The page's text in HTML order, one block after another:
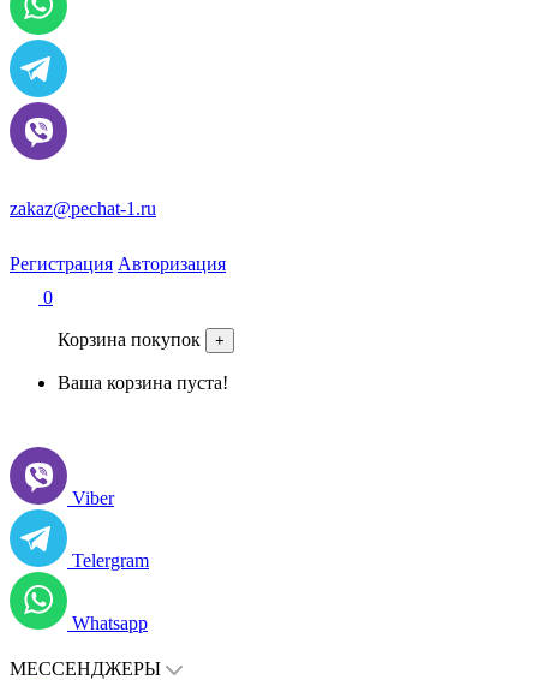
zakaz@pechat-1.ru
Регистрация Авторизация
0
Корзина покупок +
Ваша корзина пуста!
Viber
Telergram
Whatsapp
МЕССЕНДЖЕРЫ